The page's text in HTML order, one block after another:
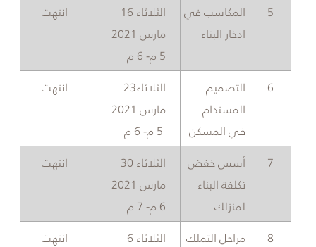
​5
المكاسب في
ادخار البناء
​​الثلاثاء 16
مارس 2021
5م- 6 م
​انتهت
​6
​التصميم
المستدام
في المسكن
​​الثلاثاء23
مارس 2021
م- 6 م
​انتهت
7​
​أسس خفض
تكلفة البناء
لمنزلك
​​الثلاثاء 30
مارس 2021
6م- 7 م
​انتهت
8​
مراحل التملك
​​الثلاثاء 6
​​انتهت